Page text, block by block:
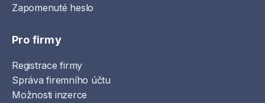
Zapomenuté heslo
Pro firmy
Registrace firmy
Správa firemního účtu
Možnosti inzerce